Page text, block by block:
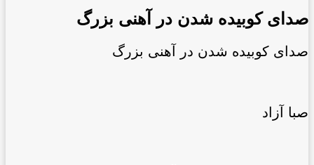
صدای کوبیده شدن در آهنی بزرگ
صدای کوبیده شدن در آهنی بزرگ
صبا آزاد